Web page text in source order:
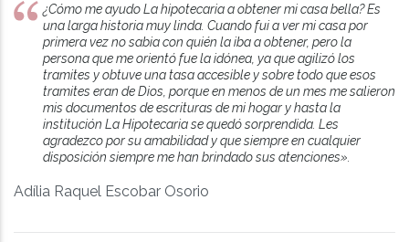
¿Cómo me ayudo La hipotecaria a obtener mi casa bella? Es
una larga historia muy linda. Cuando fui a ver mi casa por
primera vez no sabia con quién la iba a obtener, pero la
persona que me orientó fue la idónea, ya que agilizó los
tramites y obtuve una tasa accesible y sobre todo que esos
tramites eran de Dios, porque en menos de un mes me salieron
mis documentos de escrituras de mi hogar y hasta la
institución La Hipotecaria se quedó sorprendida. Les
agradezco por su amabilidad y que siempre en cualquier
disposición siempre me han brindado sus atenciones».
Adília Raquel Escobar Osorio